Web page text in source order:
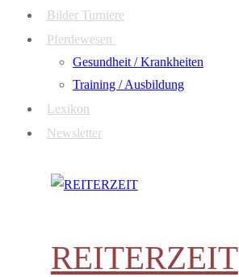
Bilder Turniere
Pferdewesen
Gesundheit / Krankheiten
Training / Ausbildung
Lexikon
Newsletter
REITERZEIT